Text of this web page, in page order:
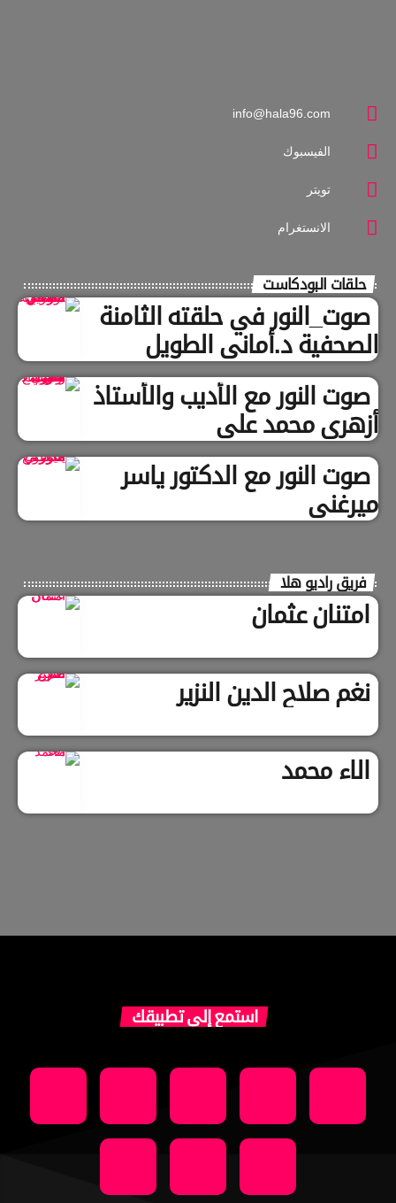
info@hala96.com
الفيسبوك
تويتر
الانستغرام
حلقات البودكاست
صوت_النور في حلقته الثامنة
الصحفية د.أماني الطويل
صوت النور مع الأديب والأستاذ
أزهري محمد علي
صوت النور مع الدكتور ياسر
ميرغني
فريق راديو هلا
امتنان عثمان
نغم صلاح الدين النزير
الاء محمد
استمع إلى تطبيقك